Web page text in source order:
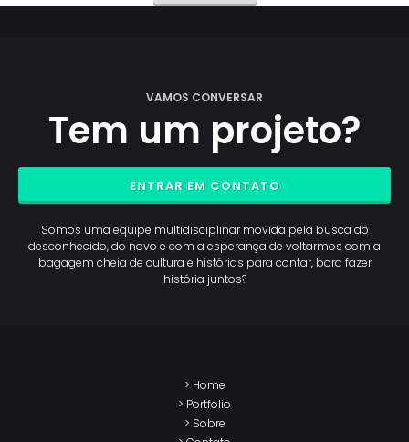
VAMOS CONVERSAR
Tem um projeto?
ENTRAR EM CONTATO
Somos uma equipe multidisciplinar movida pela busca do
desconhecido, do novo e com a esperança de voltarmos com a
bagagem cheia de cultura e histórias para contar, bora fazer
história juntos?
> Home
> Portfolio
> Sobre